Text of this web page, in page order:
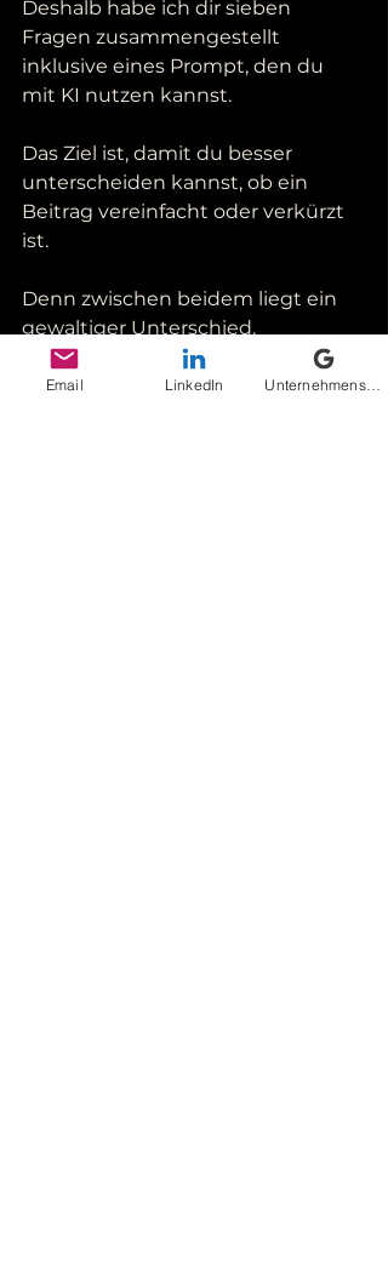
Deshalb habe ich dir sieben
Fragen zusammengestellt
inklusive eines Prompt, den du
mit KI nutzen kannst.
Das Ziel ist, damit du besser
unterscheiden kannst, ob ein
Beitrag vereinfacht oder verkürzt
ist.
Denn zwischen beidem liegt ein
gewaltiger Unterschied.
Du möchtest die 7 Checks als
Email LinkedIn Unternehmensprofil bei Google